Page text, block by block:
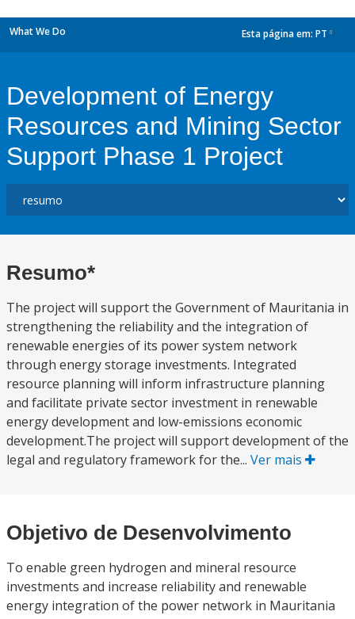
What We Do Esta página em: PT
Development of Energy
Resources and Mining Sector
Support Phase 1 Project
Resumo*
The project will support the Government of Mauritania in
strengthening the reliability and the integration of
renewable energies of its power system network
through energy storage investments. Integrated
resource planning will inform infrastructure planning
and facilitate private sector investment in renewable
energy development and low-emissions economic
development.The project will support development of the
legal and regulatory framework for the... Ver mais
Objetivo de Desenvolvimento
To enable green hydrogen and mineral resource
investments and increase reliability and renewable
energy integration of the power network in Mauritania